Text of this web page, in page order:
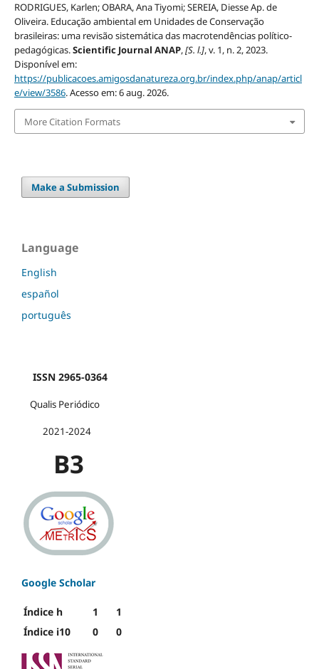
RODRIGUES, Karlen; OBARA, Ana Tiyomi; SEREIA, Diesse Ap. de
Oliveira. Educação ambiental em Unidades de Conservação
brasileiras: uma revisão sistemática das macrotendências político-
pedagógicas.Scientific Journal ANAP,[S. l.], v. 1, n. 2, 2023.
Disponível em:
https://publicacoes.amigosdanatureza.org.br/index.php/anap/articl
e/view/3586. Acesso em: 6 aug. 2026.
More Citation Formats
Make a Submission
Language
English
español
português
ISSN 2965-0364
Qualis Periódico
2021-2024
B3
Google Scholar
Índice h 1
1
Índice i10
0 0